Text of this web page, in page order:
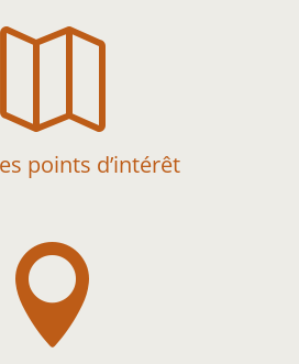

points d’intérêt
